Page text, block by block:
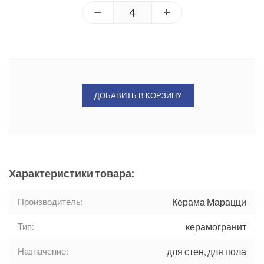
ДОБАВИТЬ В КОРЗИНУ
Характеристики товара:
Производитель: Керама Марацци
Тип: керамогранит
Назначение: для стен, для пола